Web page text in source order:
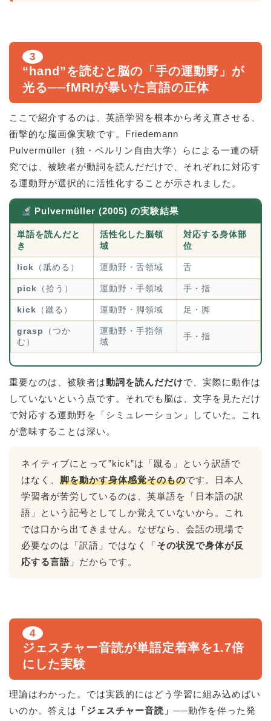
3
“hand”を読むと脳の「手の運動野」が
光る──fMRIが暴いた言語の正体
ここで紹介するのは、英語学習を根本から考え直させる、
衝撃的な脳画像実験です。Friedemann
Pulvermüller（独・ベルリン自由大学）らによる一連の研
究では、被験者が動詞を読んだだけで、それぞれに対応す
る運動野が選択的に活性化することが示されました。
Pulvermüller (2005) の実験結果
単語を読んだと
き
活性化した脳領
域
対応する身体部
位
lick （舐める） 運動野・舌領域 舌
pick （拾う） 運動野・手領域 手・指
kick （蹴る） 運動野・脚領域 足・脚
grasp
（つか
む）
運動野・手指領
域
手・指
重要なのは、被験者は動詞を読んだだけで、実際に動作は
していないという点です。それでも脳は、文字を見ただけ
で対応する運動野を「シミュレーション」していた。これ
が意味することは深い。
ネイティブにとって”kick”は「蹴る」という訳語で
はなく、 脚を動かす身体感覚そのものです。日本人
学習者が苦労しているのは、英単語を「日本語の訳
語」という記号としてしか覚えていないから。これ
では口から出てきません。なぜなら、会話の現場で
必要なのは「訳語」ではなく「その状況で身体が反
応する言語 」だからです。
4
ジェスチャー音読が単語定着率を1.7倍
にした実験
理論はわかった。では実践的にはどう学習に組み込めばい
いのか。答えは
「ジェスチャー音読」 ──動作を伴った発